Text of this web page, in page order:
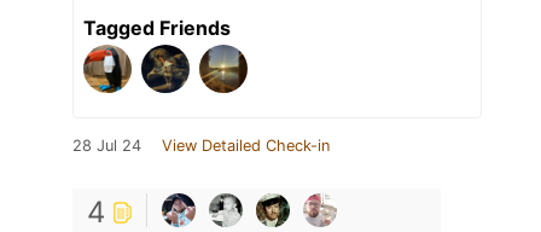
Tagged Friends
28 Jul 24 View Detailed Check-in
4